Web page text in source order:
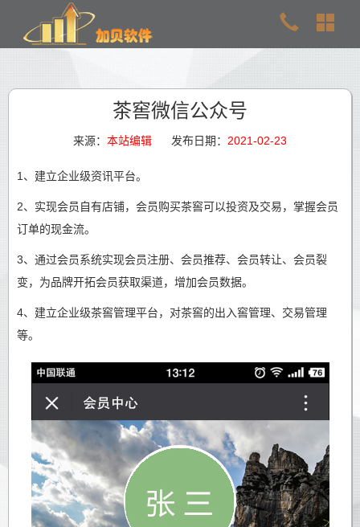
茶窖微信公众号
来源： 本站编辑 发布日期： 2021-02-23
1、建立企业级资讯平台。
2、实现会员自有店铺，会员购买茶窖可以投资及交易，掌握会员
订单的现金流。
3、通过会员系统实现会员注册、会员推荐、会员转让、会员裂
变，为品牌开拓会员获取渠道，增加会员数据。
4、建立企业级茶窖管理平台，对茶窖的出入窖管理、交易管理
等。